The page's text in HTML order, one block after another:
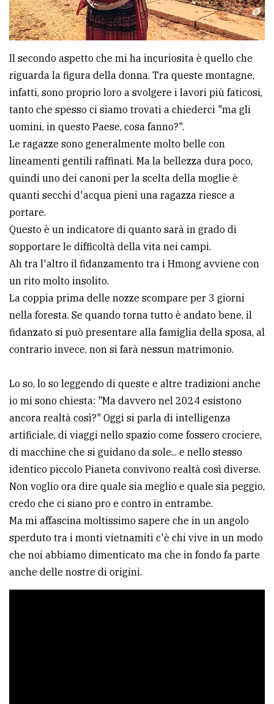
Il secondo aspetto che mi ha incuriosita è quello che
riguarda la figura della donna. Tra queste montagne,
infatti, sono proprio loro a svolgere i lavori più faticosi,
tanto che spesso ci siamo trovati a chiederci "ma gli
uomini, in questo Paese, cosa fanno?".
Le ragazze sono generalmente molto belle con
lineamenti gentili raffinati. Ma la bellezza dura poco,
quindi uno dei canoni per la scelta della moglie è
quanti secchi d'acqua pieni una ragazza riesce a
portare.
Questo è un indicatore di quanto sarà in grado di
sopportare le difficoltà della vita nei campi.
Ah tra l'altro il fidanzamento tra i Hmong avviene con
un rito molto insolito.
La coppia prima delle nozze scompare per 3 giorni
nella foresta. Se quando torna tutto è andato bene, il
fidanzato si può presentare alla famiglia della sposa, al
contrario invece, non si farà nessun matrimonio.
Lo so, lo so leggendo di queste e altre tradizioni anche
io mi sono chiesta: "Ma davvero nel 2024 esistono
ancora realtà così?" Oggi si parla di intelligenza
artificiale, di viaggi nello spazio come fossero crociere,
di macchine che si guidano da sole... e nello stesso
identico piccolo Pianeta convivono realtà così diverse.
Non voglio ora dire quale sia meglio e quale sia peggio,
credo che ci siano pro e contro in entrambe.
Ma mi affascina moltissimo sapere che in un angolo
sperduto tra i monti vietnamiti c'è chi vive in un modo
che noi abbiamo dimenticato ma che in fondo fa parte
anche delle nostre di origini.